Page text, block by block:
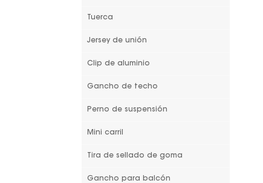
Tuerca
Jersey de unión
Clip de aluminio
Gancho de techo
Perno de suspensión
Mini carril
Tira de sellado de goma
Gancho para balcón